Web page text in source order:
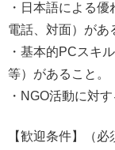
・日本語による
電話、対面）があ
・基本的PCスキ
等）があること。
・NGO活動に対
【歓迎条件】（必